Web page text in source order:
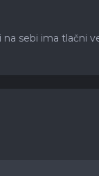
sebi ima